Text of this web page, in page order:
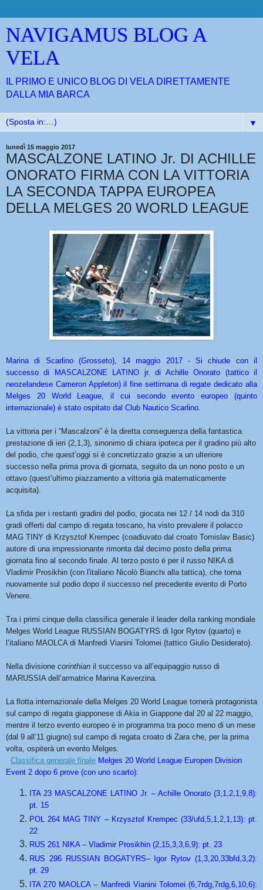
NAVIGAMUS BLOG A
VELA
IL PRIMO E UNICO BLOG DI VELA DIRETTAMENTE
DALLA MIA BARCA
▼
lunedì 15 maggio 2017
MASCALZONE LATINO Jr. DI ACHILLE
ONORATO FIRMA CON LA VITTORIA
LA SECONDA TAPPA EUROPEA
DELLA MELGES 20 WORLD LEAGUE
Marina di Scarlino (Grosseto), 14 maggio 2017 - Si chiude con il
successo di MASCALZONE LATINO jr. di Achille Onorato (tattico il
neozelandese Cameron Appleton) il fine settimana di regate dedicato alla
Melges 20 World League, il cui secondo evento europeo (quinto
internazionale) è stato ospitato dal Club Nautico Scarlino.
La vittoria per i “Mascalzoni” è la diretta conseguenza della fantastica
prestazione di ieri (2,1,3), sinonimo di chiara ipoteca per il gradino più alto
del podio, che quest’oggi si è concretizzato grazie a un ulteriore
successo nella prima prova di giornata, seguito da un nono posto e un
ottavo (quest’ultimo piazzamento a vittoria già matematicamente
acquisita).
La sfida per i restanti gradini del podio, giocata nei 12 / 14 nodi da 310
gradi offerti dal campo di regata toscano, ha visto prevalere il polacco
MAG TINY di Krzysztof Krempec (coadiuvato dal croato Tomislav Basic)
autore di una impressionante rimonta dal decimo posto della prima
giornata fino al secondo finale. Al terzo posto è per il russo NIKA di
Vladimir Prosikhin (con l'italiano Nicolò Bianchi alla tattica), che torna
nuovamente sul podio dopo il successo nel precedente evento di Porto
Venere.
Tra i primi cinque della classifica generale il leader della ranking mondiale
Melges World League RUSSIAN BOGATYRS di Igor Rytov (quarto) e
l’italiano MAOLCA di Manfredi Vianini Tolomei (tattico Giulio Desiderato).
Nella divisione corinthian il successo va all’equipaggio russo di
MARUSSIA dell’armatrice Marina Kaverzina.
La flotta internazionale della Melges 20 World League tornerà protagonista
sul campo di regata giapponese di Akia in Giappone dal 20 al 22 maggio,
mentre il terzo evento europeo è in programma tra poco meno di un mese
(dal 9 all’11 giugno) sul campo di regata croato di Zara che, per la prima
volta, ospiterà un evento Melges.
Classifica generale finale Melges 20 World League Europen Division
Event 2 dopo 6 prove (con uno scarto):
ITA 23 MASCALZONE LATINO Jr. – Achille Onorato (3,1,2,1,9,8):
pt. 15
POL 264 MAG TINY – Krzysztof Krempec (33/ufd,5,1,2,1,13): pt.
22
RUS 261 NIKA – Vladimir Prosikhin (2,15,3,3,6,9): pt. 23
RUS 296 RUSSIAN BOGATYRS– Igor Rytov (1,3,20,33bfd,3,2):
pt. 29
ITA 270 MAOLCA – Manfredi Vianini Tolomei (6,7rdg,7rdg,6,10,6):